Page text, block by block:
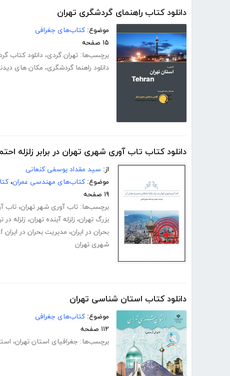
دانلود کتاب راهنمای گردشگری تهران
موضوع: کتاب‌های جغرافی
۱۵ صفحه
برچسب‌ها: تهران گردی، دانلود کتاب
دانلود راهنما گردشگری، مکان های
دانلود کتاب تاب آوری شهری تهران در برابر زلزله
از: سید مقداد یوسفی کنعانی
موضوع: کتاب‌های مهندسی عمران،
۱۹ صفحه
برچسب‌ها: تاب آوری شهر تهران، تاب
بزرگ تهران، زلزله آینده تهران، زلزله در
بحران در ایران، مدیریت بحران در ایران pdf
شهری تهران
دانلود کتاب استان شناسی تهران
موضوع: کتاب‌های جغرافی
۱۱۲ صفحه
برچسب‌ها: جغرافیای استان تهران،